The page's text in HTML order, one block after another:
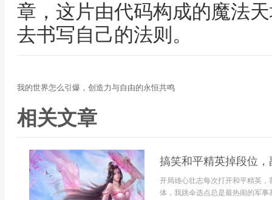
章，这片由代码构成的魔法
去书写自己的法则。
我的世界怎么引爆，创造力与自由的永恒共鸣
相关文章
搞笑和平精英掉段位
开局雄心壮志每次打开和平精英
体，我跳伞选点总是最热闹的军